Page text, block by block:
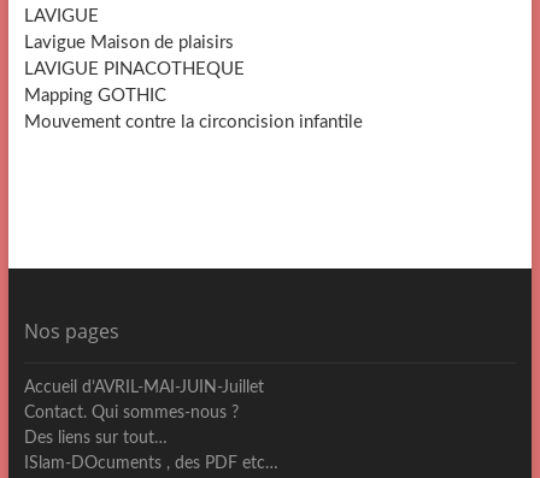
LAVIGUE
Lavigue Maison de plaisirs
LAVIGUE PINACOTHEQUE
Mapping GOTHIC
Mouvement contre la circoncision infantile
Nos pages
Accueil d’AVRIL-MAI-JUIN-Juillet
Contact. Qui sommes-nous ?
Des liens sur tout…
ISlam-DOcuments , des PDF etc…